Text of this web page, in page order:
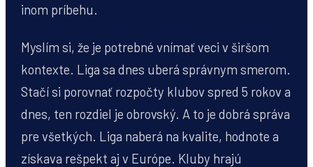
inom príbehu.
Myslím si, že je potrebné vnímať veci v širšom
kontexte. Liga sa dnes uberá správnym smerom.
Stačí si porovnať rozpočty klubov spred 5 rokov a
dnes, ten rozdiel je obrovský. A to je dobrá správa
pre všetkých. Liga naberá na kvalite, hodnote a
získava rešpekt aj v Európe. Kluby hrajú